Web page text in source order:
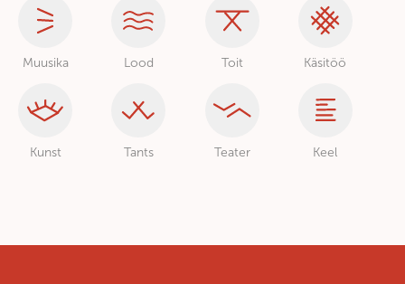
Muusika Lood Toit Käsitöö
Kunst Tants Teater Keel